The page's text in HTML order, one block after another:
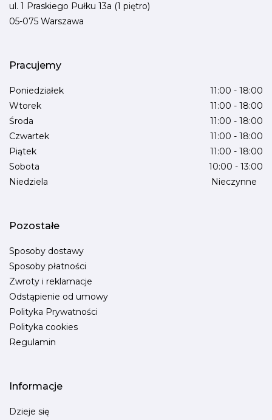
ul. 1 Praskiego Pułku 13a (1 piętro)
05-075 Warszawa
Pracujemy
Poniedziałek
11:00 - 18:00
Wtorek
11:00 - 18:00
Środa
11:00 - 18:00
Czwartek
11:00 - 18:00
Piątek
11:00 - 18:00
Sobota
10:00 - 13:00
Niedziela
Nieczynne
Pozostałe
Sposoby dostawy
Sposoby płatności
Zwroty i reklamacje
Odstąpienie od umowy
Polityka Prywatności
Polityka cookies
Regulamin
Informacje
Dzieje się